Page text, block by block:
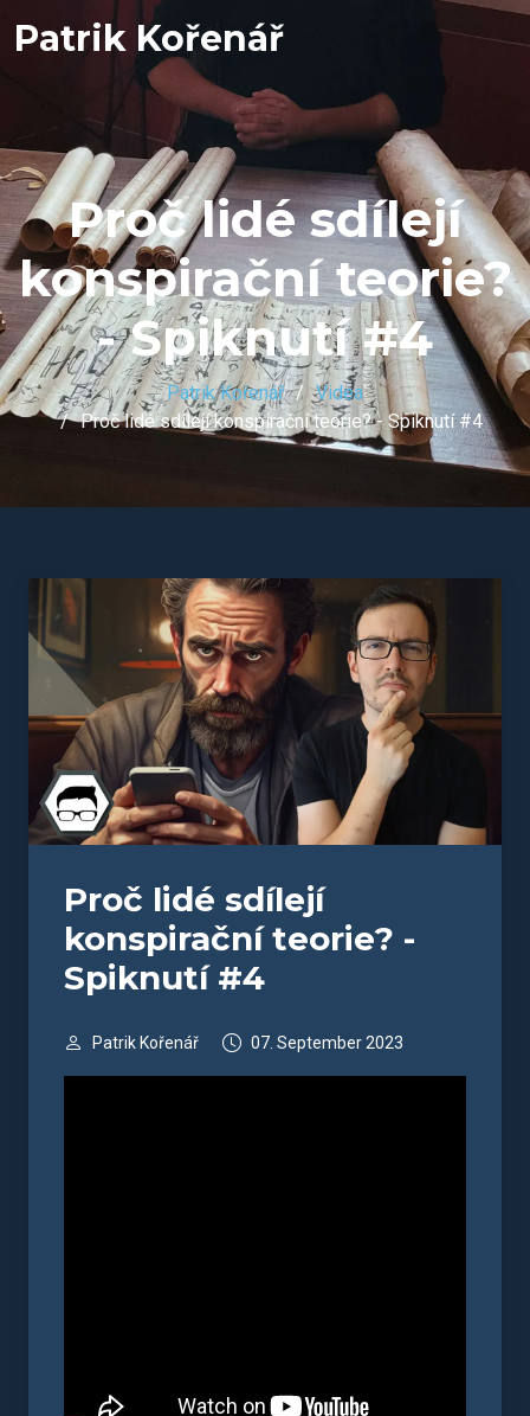
Patrik Kořenář
Proč lidé sdílejí
konspirační teorie?
- Spiknutí #4
Patrik Kořenář
Videa
Proč lidé sdílejí konspirační teorie? - Spiknutí #4
Proč lidé sdílejí
konspirační teorie? -
Spiknutí #4
Patrik Kořenář 07. September 2023